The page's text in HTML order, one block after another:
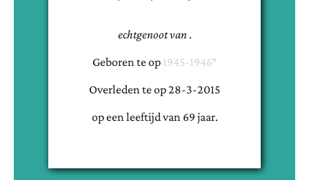
echtgenoot van .
Geboren teop 1945-1946*
Overleden teop28-3-2015
op een leeftijd van 69 jaar.